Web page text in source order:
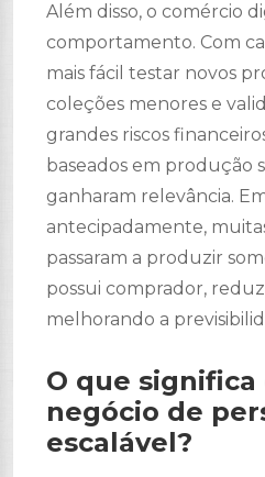
Além disso, o comércio
comportamento. Com
mais fácil testar novos
coleções menores e
grandes riscos
baseados em produção
ganharam relevância.
antecipadamente,
passaram a produzir
possui comprador,
melhorando a
O que
negócio de
escalável?